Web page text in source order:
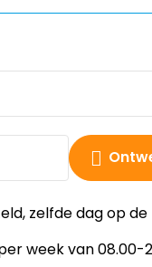
zelfde dag op
week van 08.00-